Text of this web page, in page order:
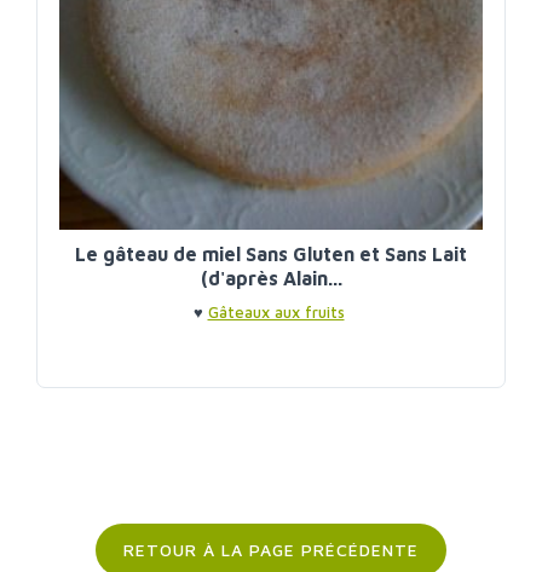
Le gâteau de miel Sans Gluten et Sans Lait
(d'après Alain...
♥ Gâteaux aux fruits
RETOUR À LA PAGE PRÉCÉDENTE